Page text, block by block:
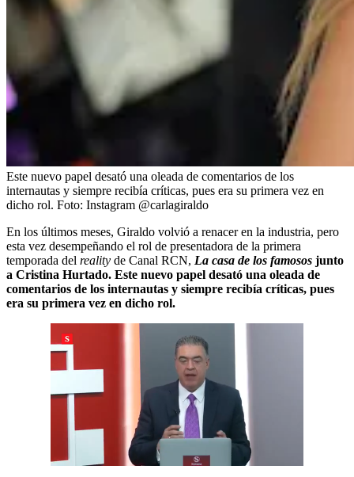
Este nuevo papel desató una oleada de comentarios de los
internautas y siempre recibía críticas, pues era su primera vez en
dicho rol. Foto: Instagram @carlagiraldo
En los últimos meses, Giraldo volvió a renacer en la industria, pero
esta vez desempeñando el rol de presentadora de la primera
temporada del reality de Canal RCN, La casa de los famosos junto
a Cristina Hurtado. Este nuevo papel desató una oleada de
comentarios de los internautas y siempre recibía críticas, pues
era su primera vez en dicho rol.